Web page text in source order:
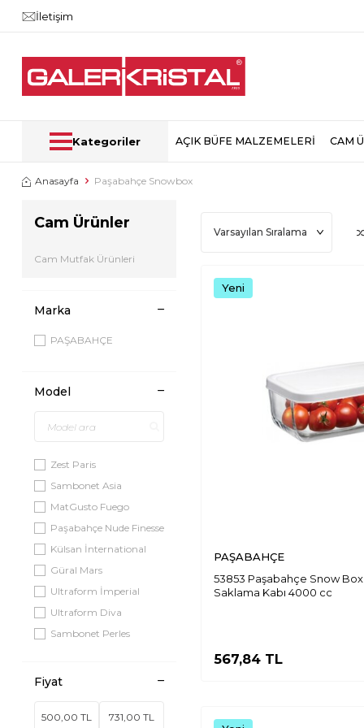
İletişim
Kategoriler AÇIK BÜFE MALZEMELERİ CAM
Anasayfa Paşabahçe Snowbox
Cam Ürünler
Cam Mutfak Ürünleri
Marka
PAŞABAHÇE
Model
Zest Paris
Sambonet Asia
MatGusto Fuego
Paşabahçe Nude Finesse
Külsan İnternational
Güral Mars
Ultraform İmperial
Ultraform Diva
Sambonet Perles
Porland Lebon Beyaz
Paşabahçe Lockie Lock
Fiyat
Yeni
PAŞABAHÇE
53853 Paşabahçe Snow
Saklama Kabı 4000 cc
567,84 TL